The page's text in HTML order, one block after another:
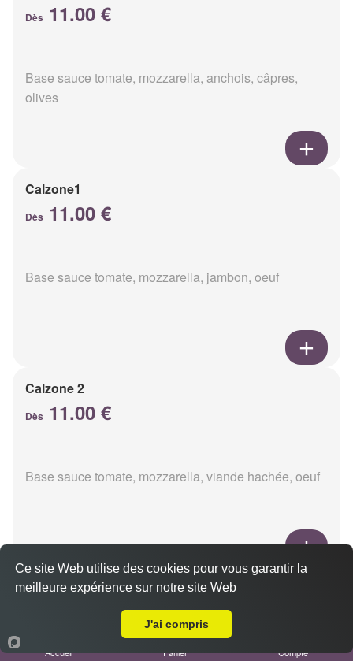
Dès 11.00 €
Base sauce tomate, mozzarella, anchois, câpres,
olives
Calzone1
Dès 11.00 €
Base sauce tomate, mozzarella, jambon, oeuf
Calzone 2
Dès 11.00 €
Base sauce tomate, mozzarella, viande hachée, oeuf
Calzon 3
Accueil Panier Compte
Ce site Web utilise des cookies pour vous garantir la
meilleure expérience sur notre site Web
J'ai compris